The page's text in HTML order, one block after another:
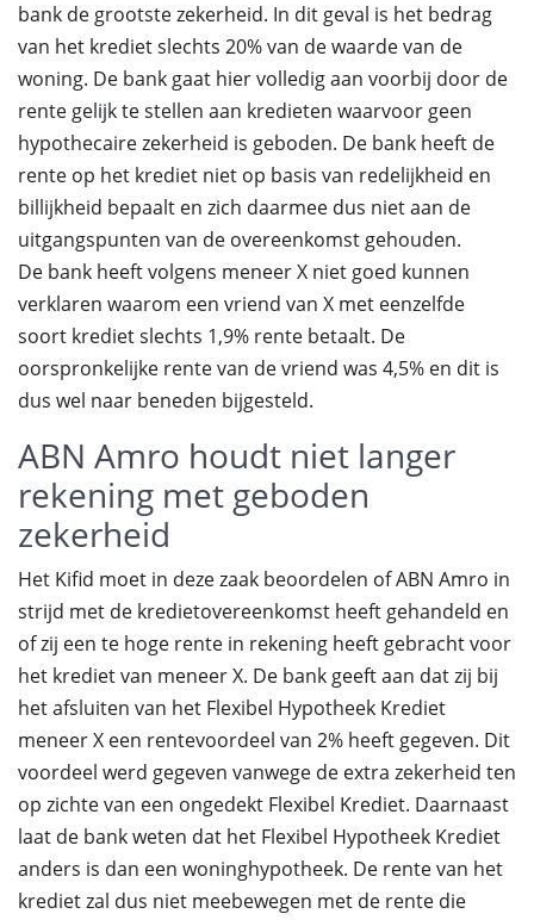
bank de grootste zekerheid. In dit geval is het bedrag
van het krediet slechts 20% van de waarde van de
woning. De bank gaat hier volledig aan voorbij door de
rente gelijk te stellen aan kredieten waarvoor geen
hypothecaire zekerheid is geboden. De bank heeft de
rente op het krediet niet op basis van redelijkheid en
billijkheid bepaalt en zich daarmee dus niet aan de
uitgangspunten van de overeenkomst gehouden.
De bank heeft volgens meneer X niet goed kunnen
verklaren waarom een vriend van X met eenzelfde
soort krediet slechts 1,9% rente betaalt. De
oorspronkelijke rente van de vriend was 4,5% en dit is
dus wel naar beneden bijgesteld.
ABN Amro houdt niet langer
rekening met geboden
zekerheid
Het Kifid moet in deze zaak beoordelen of ABN Amro in
strijd met de kredietovereenkomst heeft gehandeld en
of zij een te hoge rente in rekening heeft gebracht voor
het krediet van meneer X. De bank geeft aan dat zij bij
het afsluiten van het Flexibel Hypotheek Krediet
meneer X een rentevoordeel van 2% heeft gegeven. Dit
voordeel werd gegeven vanwege de extra zekerheid ten
op zichte van een ongedekt Flexibel Krediet. Daarnaast
laat de bank weten dat het Flexibel Hypotheek Krediet
anders is dan een woninghypotheek. De rente van het
krediet zal dus niet meebewegen met de rente die